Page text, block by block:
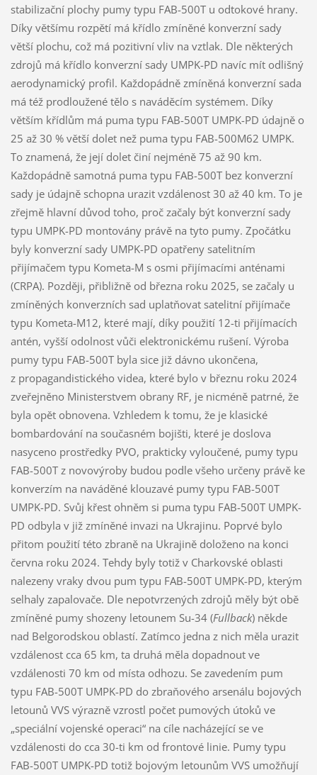
stabilizační plochy pumy typu FAB-500T u odtokové hrany.
Díky většímu rozpětí má křídlo zmíněné konverzní sady
větší plochu, což má pozitivní vliv na vztlak. Dle některých
zdrojů má křídlo konverzní sady UMPK-PD navíc mít odlišný
aerodynamický profil. Každopádně zmíněná konverzní sada
má též prodloužené tělo s naváděcím systémem. Díky
větším křídlům má puma typu FAB-500T UMPK-PD údajně o
25 až 30 % větší dolet než puma typu FAB-500M62 UMPK.
To znamená, že její dolet činí nejméně 75 až 90 km.
Každopádně samotná puma typu FAB-500T bez konverzní
sady je údajně schopna urazit vzdálenost 30 až 40 km. To je
zřejmě hlavní důvod toho, proč začaly být konverzní sady
typu UMPK-PD montovány právě na tyto pumy. Zpočátku
byly konverzní sady UMPK-PD opatřeny satelitním
přijímačem typu Kometa-M s osmi přijímacími anténami
(CRPA). Později, přibližně od března roku 2025, se začaly u
zmíněných konverzních sad uplatňovat satelitní přijímače
typu Kometa-M12, které mají, díky použití 12-ti přijímacích
antén, vyšší odolnost vůči elektronickému rušení. Výroba
pumy typu FAB-500T byla sice již dávno ukončena,
z propagandistického videa, které bylo v březnu roku 2024
zveřejněno Ministerstvem obrany RF, je nicméně patrné, že
byla opět obnovena. Vzhledem k tomu, že je klasické
bombardování na současném bojišti, které je doslova
nasyceno prostředky PVO, prakticky vyloučené, pumy typu
FAB-500T z novovýroby budou podle všeho určeny právě ke
konverzím na naváděné klouzavé pumy typu FAB-500T
UMPK-PD. Svůj křest ohněm si puma typu FAB-500T UMPK-
PD odbyla v již zmíněné invazi na Ukrajinu. Poprvé bylo
přitom použití této zbraně na Ukrajině doloženo na konci
června roku 2024. Tehdy byly totiž v Charkovské oblasti
nalezeny vraky dvou pum typu FAB-500T UMPK-PD, kterým
selhaly zapalovače. Dle nepotvrzených zdrojů měly být obě
zmíněné pumy shozeny letounem Su-34 (Fullback) někde
nad Belgorodskou oblastí. Zatímco jedna z nich měla urazit
vzdálenost cca 65 km, ta druhá měla dopadnout ve
vzdálenosti 70 km od místa odhozu. Se zavedením pum
typu FAB-500T UMPK-PD do zbraňového arsenálu bojových
letounů VVS výrazně vzrostl počet pumových útoků ve
„speciální vojenské operaci“ na cíle nacházející se ve
vzdálenosti do cca 30-ti km od frontové linie. Pumy typu
FAB-500T UMPK-PD totiž bojovým letounům VVS umožňují